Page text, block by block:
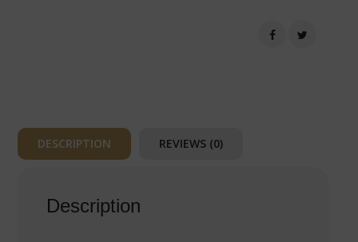
DESCRIPTION REVIEWS (0)
Description